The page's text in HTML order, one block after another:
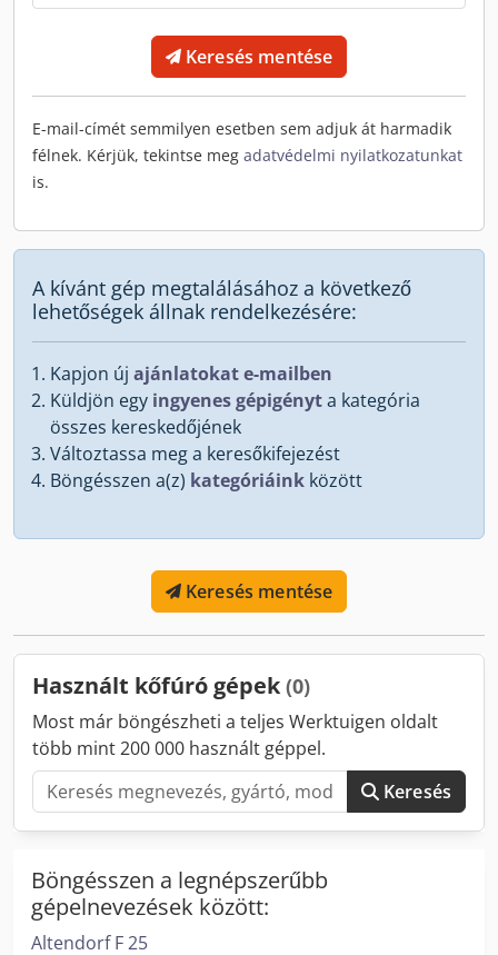
Keresés mentése
E-mail-címét semmilyen esetben sem adjuk át harmadik
félnek. Kérjük, tekintse meg adatvédelmi nyilatkozatunkat
is.
A kívánt gép megtalálásához a következő
lehetőségek állnak rendelkezésére:
Kapjon új ajánlatokat e-mailben
Küldjön egy ingyenes gépigényta kategória
összes kereskedőjének
Változtassa meg a keresőkifejezést
Böngésszen a(z) kategóriáink között
Keresés mentése
Használt kőfúró gépek (0)
Most már böngészheti a teljes Werktuigen oldalt
több mint 200 000 használt géppel.
Keresés
Böngésszen a legnépszerűbb
gépelnevezések között:
Altendorf F 25